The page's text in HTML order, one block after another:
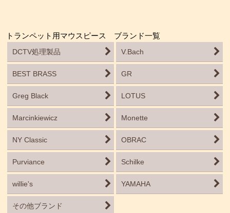
トランペット用マウスピース ブランド一覧
DCTV処理製品
V.Bach
BEST BRASS GR
Greg Black LOTUS
Marcinkiewicz Monette
NY Classic OBRAC
Purviance Schilke
willie's YAMAHA
その他ブランド